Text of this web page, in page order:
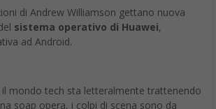
di Andrew Williamson gettano nuova
sistema operativo di Huawei,
ad Android.
il mondo tech sta letteralmente trattenendo
soap opera, i colpi di scena sono da